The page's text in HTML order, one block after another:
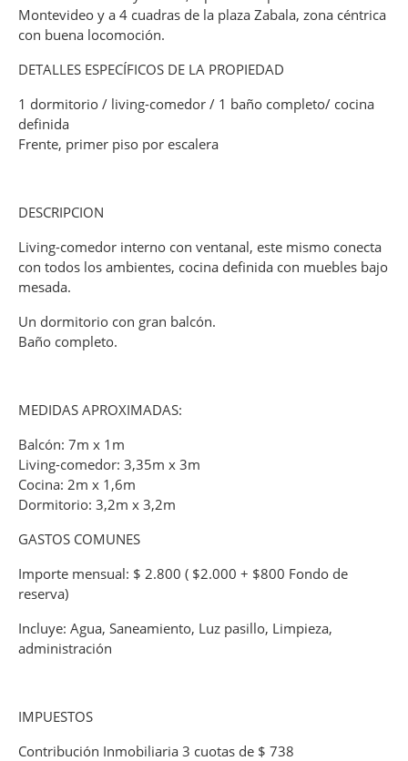
Montevideo y a 4 cuadras de la plaza Zabala, zona céntrica
con buena locomoción.
DETALLES ESPECÍFICOS DE LA PROPIEDAD
1 dormitorio / living-comedor / 1 baño completo/ cocina
definida
Frente, primer piso por escalera
DESCRIPCION
Living-comedor interno con ventanal, este mismo conecta
con todos los ambientes, cocina definida con muebles bajo
mesada.
Un dormitorio con gran balcón.
Baño completo.
MEDIDAS APROXIMADAS:
Balcón: 7m x 1m
Living-comedor: 3,35m x 3m
Cocina: 2m x 1,6m
Dormitorio: 3,2m x 3,2m
GASTOS COMUNES
Importe mensual: $ 2.800 ( $2.000 + $800 Fondo de
reserva)
Incluye: Agua, Saneamiento, Luz pasillo, Limpieza,
administración
IMPUESTOS
Contribución Inmobiliaria 3 cuotas de $ 738